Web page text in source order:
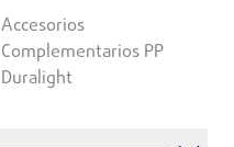
Accesorios
Complementarios PP
Duralight